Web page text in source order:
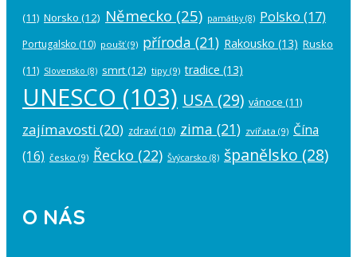
(11) Norsko (12) Německo (25) památky(8) Polsko (17)
Portugalsko (10) poušť(9) příroda (21) Rakousko (13) Rusko
(11) Slovensko (8) smrt(12) tipy (9) tradice (13)
UNESCO (103) USA (29) vánoce (11)
zajímavosti (20) zdraví (10) zima (21) zvířata (9) Čína
(16) česko (9) Řecko (22) Švýcarsko (8) španělsko (28)
O NÁS